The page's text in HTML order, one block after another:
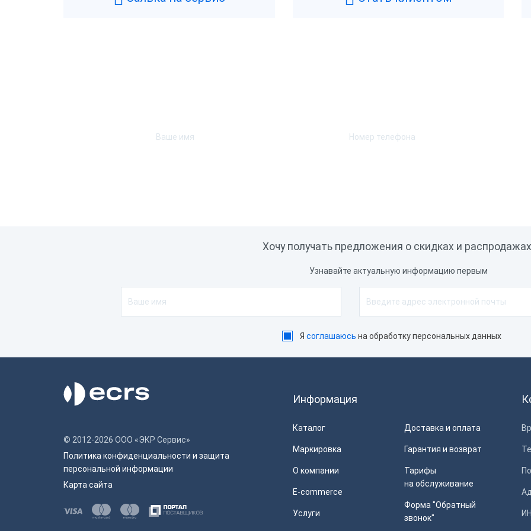
Хочу получать предложения о скидках и
Узнавайте актуальную информацию первым
Я соглашаюсь на обработку персональных данных
© 2012-2026 ООО «ЭКР Сервис»
Политика конфиденциальности и защита
персональной информации
Карта сайта
Информация
Каталог
Маркировка
О компании
E-commerce
Услуги
Доставка и оплата
Гарантия и возврат
Тарифы
на обслуживание
Форма "Обратный
звонок"